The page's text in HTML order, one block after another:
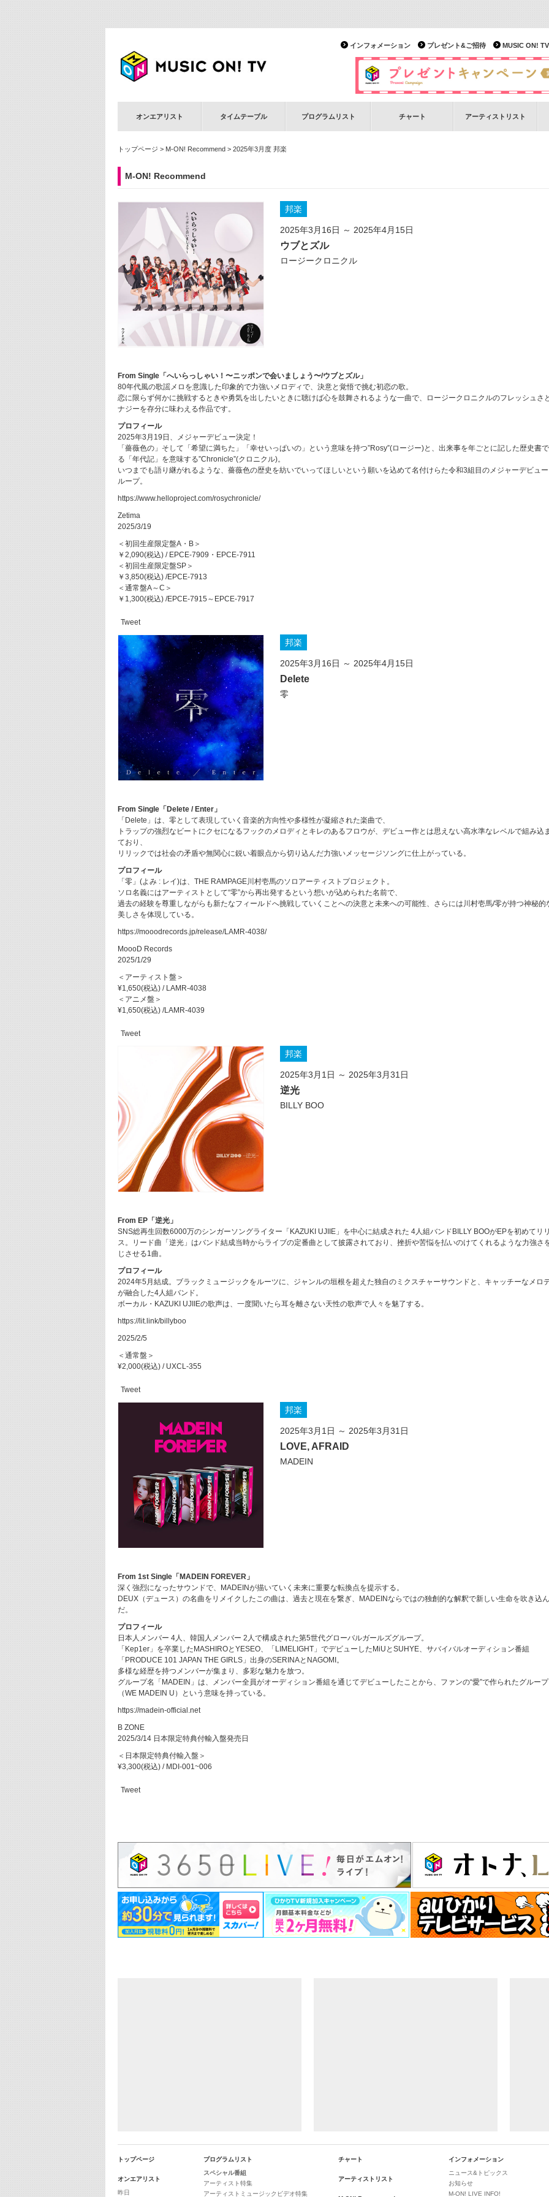
MUSIC ON!
プレゼント&ご招待
インフォメーション
オンエアリスト タイムテーブル プログラムリスト チャート アーティストリスト
トップページ > M-ON! Recommend > 2025年3月度 邦楽
M-ON! Recommend
邦楽
2025年3月16日 ～ 2025年4月15日
ウブとズル
ロージークロニクル
From Single「へいらっしゃい！〜ニッポンで会いましょう〜/ウブとズル」
80年代風の歌謡メロを意識した印象的で力強いメロディで、決意と覚悟で挑む初恋の歌。
恋に限らず何かに挑戦するときや勇気を出したいときに聴けば心を鼓舞されるような一曲で、ロージークロニクルのフレッシュさ
ナジーを存分に味わえる作品です。
プロフィール
2025年3月19日、メジャーデビュー決定！
「薔薇色の」そして「希望に満ちた」「幸せいっぱいの」という意味を持つ”Rosy”(ロージー)と、出来事を年ごとに記した歴史書
る「年代記」を意味する”Chronicle”(クロニクル)。
いつまでも語り継がれるような、薔薇色の歴史を紡いでいってほしいという願いを込めて名付けらた令和3組目のメジャーデビュ
ループ。
https://www.helloproject.com/rosychronicle/
Zetima
2025/3/19
＜初回生産限定盤A・B＞
￥2,090(税込) / EPCE-7909・EPCE-7911
＜初回生産限定盤SP＞
￥3,850(税込) /EPCE-7913
＜通常盤A～C＞
￥1,300(税込) /EPCE-7915～EPCE-7917
Tweet
邦楽
2025年3月16日 ～ 2025年4月15日
Delete
零
From Single「Delete / Enter」
「Delete」は、零として表現していく音楽的方向性や多様性が凝縮された楽曲で、
トラップの強烈なビートにクセになるフックのメロディとキレのあるフロウが、デビュー作とは思えない高水準なレベルで組み込
ており、
リリックでは社会の矛盾や無関心に鋭い着眼点から切り込んだ力強いメッセージソングに仕上がっている。
プロフィール
「零」(よみ : レイ)は、THE RAMPAGE川村壱馬のソロアーティストプロジェクト。
ソロ名義にはアーティストとして“零”から再出発するという想いが込められた名前で、
過去の経験を尊重しながらも新たなフィールドへ挑戦していくことへの決意と未来への可能性、さらには川村壱馬/零が持つ神秘的
美しさを体現している。
https://mooodrecords.jp/release/LAMR-4038/
MoooD Records
2025/1/29
＜アーティスト盤＞
¥1,650(税込) / LAMR-4038
＜アニメ盤＞
¥1,650(税込) /LAMR-4039
Tweet
邦楽
2025年3月1日 ～ 2025年3月31日
逆光
BILLY BOO
From EP「逆光」
SNS総再生回数6000万のシンガーソングライター「KAZUKI UJIIE」を中心に結成された 4人組バンドBILLY BOOがEPを初めてリ
ス。リード曲「逆光」はバンド結成当時からライブの定番曲として披露されており、挫折や苦悩を払いのけてくれるような力強さ
じさせる1曲。
プロフィール
2024年5月結成。ブラックミュージックをルーツに、ジャンルの垣根を超えた独自のミクスチャーサウンドと、キャッチーなメロ
が融合した4人組バンド。
ボーカル・KAZUKI UJIIEの歌声は、一度聞いたら耳を離さない天性の歌声で人々を魅了する。
https://lit.link/billyboo
2025/2/5
＜通常盤＞
¥2,000(税込) / UXCL-355
Tweet
邦楽
2025年3月1日 ～ 2025年3月31日
LOVE, AFRAID
MADEIN
From 1st Single「MADEIN FOREVER」
深く強烈になったサウンドで、MADEINが描いていく未来に重要な転換点を提⽰する。
DEUX（デュース）の名曲をリメイクしたこの曲は、過去と現在を繋ぎ、MADEINならではの独創的な解釈で新しい⽣命を吹き込ん
だ。
プロフィール
日本人メンバー 4人、韓国人メンバー 2人で構成された第5世代グローバルガールズグループ。
「Kep1er」を卒業したMASHIROとYESEO、「LIMELIGHT」でデビューしたMiUとSUHYE、サバイバルオーディション番組
「PRODUCE 101 JAPAN THE GIRLS」出身のSERINAとNAGOMI。
多様な経歴を持つメンバーが集まり、多彩な魅力を放つ。
グループ名「MADEIN」は、メンバー全員がオーディション番組を通じてデビューしたことから、ファンの“愛”で作られたグループ
（WE MADEIN U）という意味を持っている。
https://madein-official.net
B ZONE
2025/3/14 日本限定特典付輸入盤発売日
＜日本限定特典付輸入盤＞
¥3,300(税込) / MDI-001~006
Tweet
トップページ
オンエアリスト
昨日
プログラムリスト
スペシャル番組
アーティスト特集
アーティストミュージックビデオ特集
チャート
アーティストリスト
インフォメーション
ニュース&トピックス
お知らせ
M-ON! LIVE INFO!